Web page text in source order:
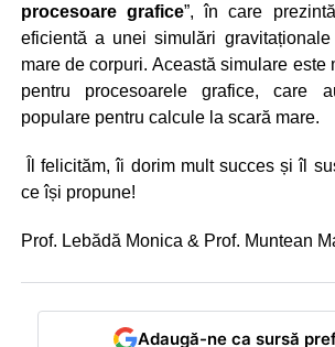
procesoare grafice”, în care
eficientă a unei simulări
mare de corpuri. Această simulare este
pentru procesoarele grafice, care
populare pentru calcule la scară mare.
Îl felicităm, îi dorim mult succes și îl
ce își propune!
Prof. Lebădă Monica & Prof. Muntean
Adaugă-ne ca sursă